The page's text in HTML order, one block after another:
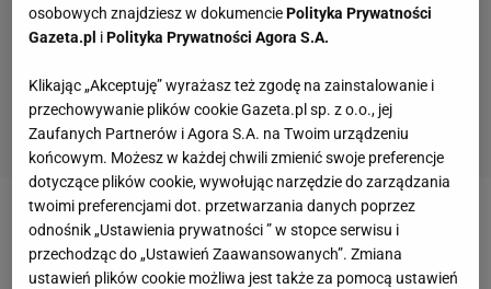
Zobacz wideoTelenowela z transferem Puchacza.
Żelazny: On chce się bawić w bycie influencerem
osobowych znajdziesz w dokumenciePolityka Prywatności
Gazeta.pl iPolityka Prywatności Agora S.A.
Klikając „Akceptuję” wyrażasz też zgodę na zainstalowanie i
przechowywanie plików cookie Gazeta.pl sp. z o.o., jej
Zaufanych Partnerów i Agora S.A. na Twoim urządzeniu
końcowym. Możesz w każdej chwili zmienić swoje preferencje
dotyczące plików cookie, wywołując narzędzie do zarządzania
twoimi preferencjami dot. przetwarzania danych poprzez
odnośnik „Ustawienia prywatności ” w stopce serwisu i
przechodząc do „Ustawień Zaawansowanych”. Zmiana
ustawień plików cookie możliwa jest także za pomocą ustawień